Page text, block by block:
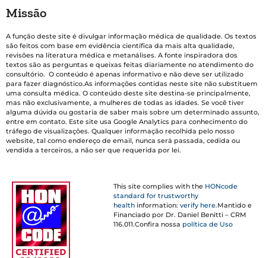
Missão
A função deste site é divulgar informação médica de qualidade. Os textos
são feitos com base em evidência científica da mais alta qualidade,
revisões na literatura médica e metanálises. A fonte inspiradora dos
textos são as perguntas e queixas feitas diariamente no atendimento do
consultório. O conteúdo é apenas informativo e não deve ser utilizado
para fazer diagnóstico.As informações contidas neste site não substituem
uma consulta médica. O conteúdo deste site destina-se principalmente,
mas não exclusivamente, a mulheres de todas as idades. Se você tiver
alguma dúvida ou gostaria de saber mais sobre um determinado assunto,
entre em contato. Este site usa Google Analytics para conhecimento do
tráfego de visualizações. Qualquer informação recolhida pelo nosso
website, tal como endereço de email, nunca será passada, cedida ou
vendida a terceiros, a não ser que requerida por lei.
This site complies with the HONcode
standard for trustworthy
health information:verify here.Mantido e
Financiado por Dr. Daniel Benitti – CRM
116.011.Confira nossa política de Uso